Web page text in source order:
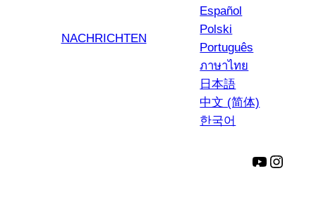
NACHRICHTEN
Español
Polski
Português
ภาษาไทย
日本語
中文 (简体)
한국어
YouTube